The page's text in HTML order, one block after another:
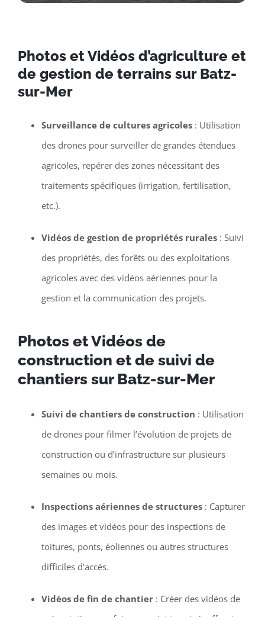
Photos et Vidéos d’agriculture et
de gestion de terrains sur Batz-
sur-Mer
Surveillance de cultures agricoles: Utilisation
des drones pour surveiller de grandes étendues
agricoles, repérer des zones nécessitant des
traitements spécifiques (irrigation, fertilisation,
etc.).
Vidéos de gestion de propriétés rurales: Suivi
des propriétés, des forêts ou des exploitations
agricoles avec des vidéos aériennes pour la
gestion et la communication des projets.
Photos et Vidéos de
construction et de suivi de
chantiers sur Batz-sur-Mer
Suivi de chantiers de construction : Utilisation
de drones pour filmer l’évolution de projets de
construction ou d’infrastructure sur plusieurs
semaines ou mois.
Inspections aériennes de structures: Capturer
des images et vidéos pour des inspections de
toitures, ponts, éoliennes ou autres structures
difficiles d’accès.
Vidéos de fin de chantier: Créer des vidéos de